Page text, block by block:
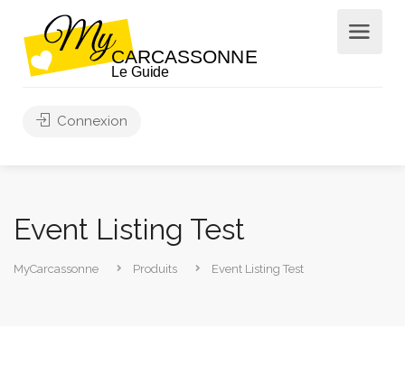
Connexion
Event Listing Test
MyCarcassonne Produits Event Listing Test